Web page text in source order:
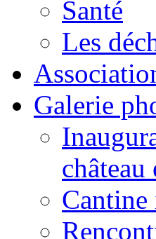
Santé
Les
Galerie
château